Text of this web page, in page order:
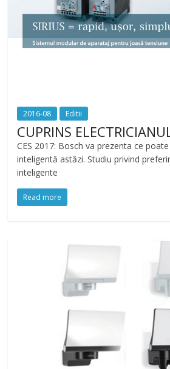
2016-08 Editii
CUPRINS
CES 2017: Bosch va prezenta ce
inteligentă astăzi. Studiu privind
inteligente
Read more